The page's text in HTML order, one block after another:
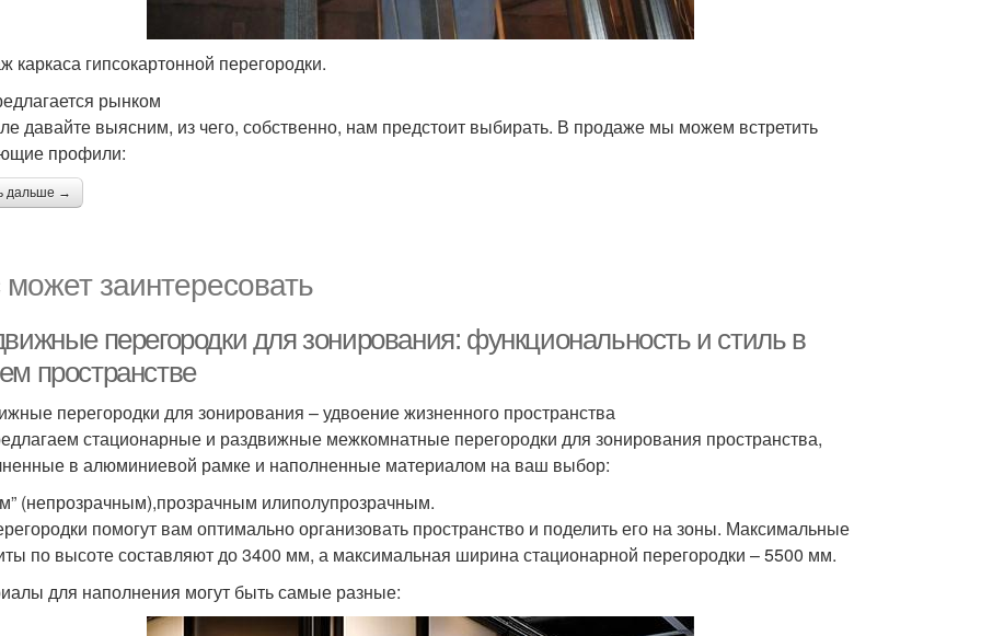
каркаса гипсокартонной перегородки.
рынком
давайте выясним, из чего, собственно, нам предстоит выбирать. В продаже мы можем встретить
профили:
дальше →
заинтересовать
перегородки для зонирования: функциональность и стиль в
пространстве
перегородки для зонирования – удвоение жизненного пространства
стационарные и раздвижные межкомнатные перегородки для зонирования пространства,
в алюминиевой рамке и наполненные материалом на ваш выбор:
(непрозрачным),прозрачным илиполупрозрачным.
помогут вам оптимально организовать пространство и поделить его на зоны. Максимальные
по высоте составляют до 3400 мм, а максимальная ширина стационарной перегородки – 5500 мм.
для наполнения могут быть самые разные: